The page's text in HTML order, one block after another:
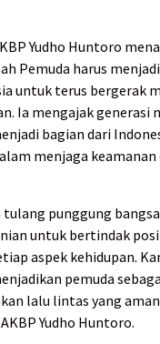
Yudho Huntoro
Pemuda harus
untuk terus bergerak
Ia mengajak generasi
bagian dari
menjaga
tulang punggung
untuk bertindak
aspek kehidupan.
pemuda
lalu lintas yang
Yudho Huntoro.